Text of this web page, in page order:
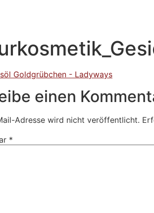
einen
Adresse wird nicht veröffentlicht.
*